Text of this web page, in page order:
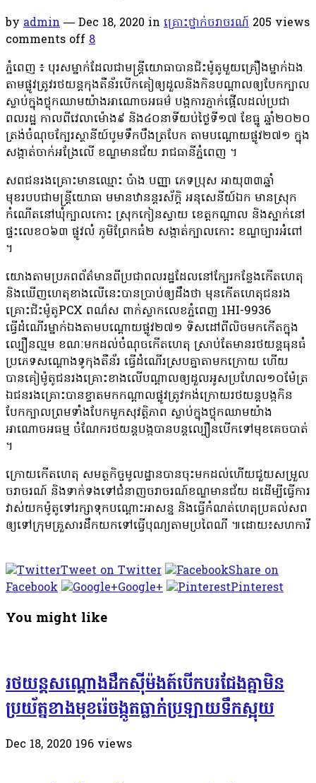
by admin — Dec 18, 2020 in គ្រោះថ្នាក់ចរាចរណ៍ 205 views
comments off 8
​ភ្នំពេញ​ ៖​ បុរសម្នាក់​ដែលជាមន្ត្រីយោធាបានជិះម៉ូតូមួយគ្រឿងម្នាក់ឯង
តាមផ្លូវត្រូវរថយន្តកុងតឺន័របេីកគៀឲ្យដួល​និងកិនបណ្ដាលឲ្យបែកក្បាល
ស្លាប់ក្នុងថ្លុកឈាមយ៉ាងអាណោចអធម៌​ បង្កការភ្ញាក់ផ្អេីលដល់ប្រជា
ពលរដ្ឋ​ កាលពីវេលាម៉ោង៩​ និង៤០នាទីយប់ថ្ងៃទី១៧​ ខែធ្នូ​ ឆ្នាំ​២០២០​
ត្រង់ចំណុចក្បែរស្ថានីយ៍បូមទឹកបឹងត្របែក​ តាមបណ្ដោយផ្លូវ២៧១​ ក្នុង
សង្កាត់ចាក់អង្រែលេី​ ខណ្ឌមានជ័យ​ រាជធានីភ្នំពេញ​ ។
​សពជនរងគ្រោះមានឈ្មោះ​ ប៉ាង​ បញ្ញា​ ភេទប្រុស​ អាយុ៣៣ឆ្នាំ​
មុខរបបជាមន្ត្រីយោធា មមានឋានន្តរស័ក្តិ អនុសេនីយ៍ឯក​ មានស្រុក
កំណេីតនៅឃុំក្បាលកោះ​ ស្រុកកៀនស្វាយ​ ខេត្តកណ្ដាល​ និងស្នាក់នៅ
ផ្ទះលេខ០៦៣​ ផ្លូវលំ​ ភូមិព្រែកធំ២​ សង្កាត់ក្បាលកោះ​ ខណ្ឌច្បារអំពៅ​
។
​យោងតាមប្រភពព័ត៌មានពីប្រជាពលរដ្ឋដែលនៅក្បែរកន្លែងកេីតហេតុ
និងឃេីញហេតុខាងលេីនេះបានប្រាប់ឲ្យដឹងថា​ មុនកេីតហេតុជនរង
គ្រោះជិះម៉ូតូPCX ពណ៌ស​ ពាក់ស្លាកលេខភ្នំពេញ​ 1HI-9936
ធ្វេីដំណេីរម្នាក់ឯងតាមបណ្ដោយផ្លូវ២៧១​ ទិសដៅពីលិចមកកេីតក្នុង
ល្បឿនល្មម​ ខណៈមកដល់ចំណុចកេីតហេតុ​ ស្រាប់តែមានរថយន្តធុនធំ
ប្រភេទសណ្ដោងទូកុងតឺន័រ​ ធ្វេីដំណេីរស្របគ្នាតាមកក្រោយ​ ហេីយ
បានគៀម៉ូតូជនរងគ្រោះខាងលេីបណ្ដាលឲ្យដួលអូសប្រហែល១០ម៉ែត្រ​
ឯជនរងគ្រោះបានខ្ទាតមកកណ្ដាលផ្លូវត្រូវកង់ក្រោយរថយន្តបង្កកិន
បែកក្បាលព្រមទាំងបែកមួកសុវត្តិភាព​ ស្លាប់ក្នុងថ្លុកឈាមយ៉ាង
អាណោចអធម្ម ចំណែករថយន្តបង្កបានបន្តល្បឿនបេីកទៅមុខគេចបាត់​
។
ក្រោយកេីតហេតុ​ សមត្ថកិច្ចមូលដ្ឋានបានចុះមកដល់ហេីយជួយសម្រួល
ចរាចរណ៍​ និងទាក់ទងទៅជំនាញចរាចរណ៍ខណ្ឌមានជ័យ​ ដដេីម្បីធ្វេីការ
វាស់យកម៉ូតូទៅរក្សាទុកបណ្តោះអាសន្ន និងធ្វេីកំណត់ហេតុប្រគល់សព
ឲ្យទៅក្រុមគ្រួសារដឹកយកទៅធ្វេីបុណ្យតាមប្រពៃណី​ ៕ដោយ៖សហការី
Tweet on Twitter
Share on
Facebook
Google+ Pinterest
You might like
រថយន្តសណ្តោងដឹកស៊ីម៉ងត៍បើកបរជែងគ្នាមិន
ប្រយ័ត្នខាងមុខរ៉េចង្កូតធ្លាក់ប្រឡាយទឹកស្អុយ
Dec 18, 2020 196 views